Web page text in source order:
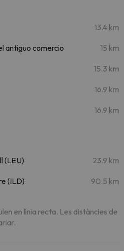
13.4 km
antiguo comercio 15 km
15.3 km
16.9 km
16.9 km
(LEU) 23.9 km
(ILD) 90.5 km
en línia recta. Les distàncies de